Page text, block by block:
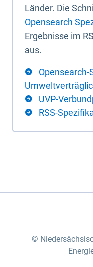
Länder. Die
Opensearch
Ergebnisse im
aus.
Opensearch-
UVP-
RSS-